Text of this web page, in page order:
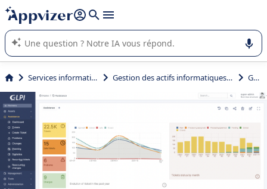
répondre (plusieurs lignes avec
L'IA de Appvizer vous guide dans l'utilisation ou la sélection de
logiciel SaaS en entreprise.
Services informatiques Gestion des actifs informatiques (ITAM) GLPI